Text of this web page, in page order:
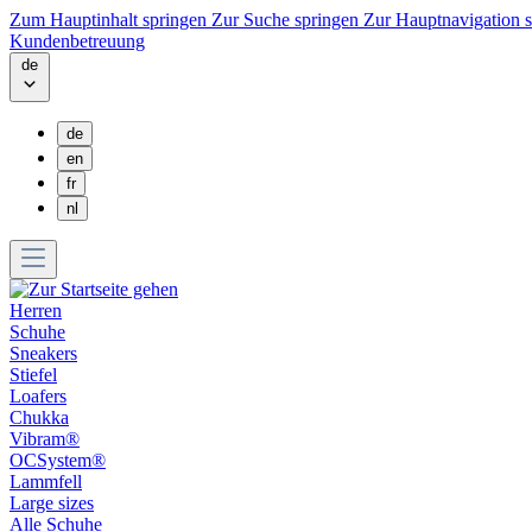
Zum Hauptinhalt springen Zur Suche springen Zur Hauptnavigation
Kundenbetreuung
de
de
en
fr
nl
Herren
Schuhe
Sneakers
Stiefel
Loafers
Chukka
Vibram®
OCSystem®
Lammfell
Large sizes
Alle Schuhe